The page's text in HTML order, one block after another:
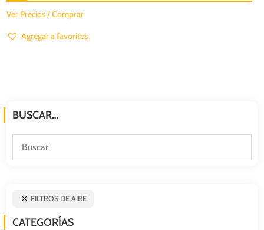
Ver Precios / Comprar
Agregar a favoritos
BUSCAR…
FILTROS DE AIRE
CATEGORÍAS